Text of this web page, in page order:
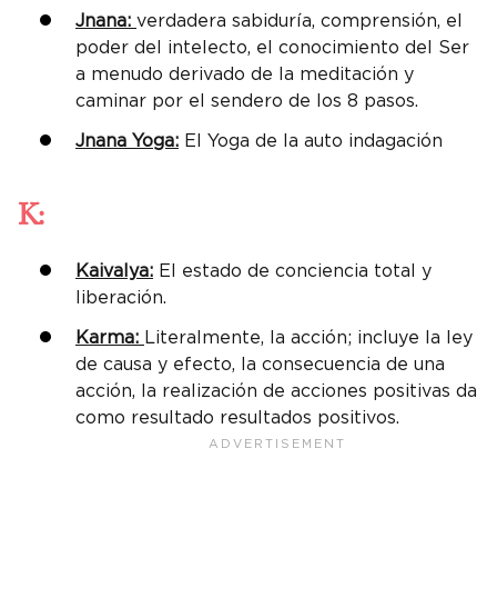
Jnana: verdadera sabiduría, comprensión, el
poder del intelecto, el conocimiento del Ser
a menudo derivado de la meditación y
caminar por el sendero de los 8 pasos.
Jnana Yoga: El Yoga de la auto indagación
K:
Kaivalya: El estado de conciencia total y
liberación.
Karma: Literalmente, la acción; incluye la ley
de causa y efecto, la consecuencia de una
acción, la realización de acciones positivas da
como resultado resultados positivos.